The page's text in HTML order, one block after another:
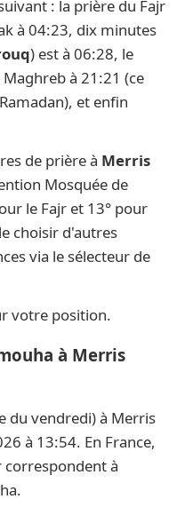
: la prière du Fajr
à 04:23, dix minutes
) est à 06:28, le
à 21:21 (ce
et enfin
de prière à Merris
Mosquée de
le Fajr et 13° pour
choisir d'autres
via le sélecteur de
votre position.
à Merris
du vendredi) à Merris
à 13:54. En France,
correspondent à